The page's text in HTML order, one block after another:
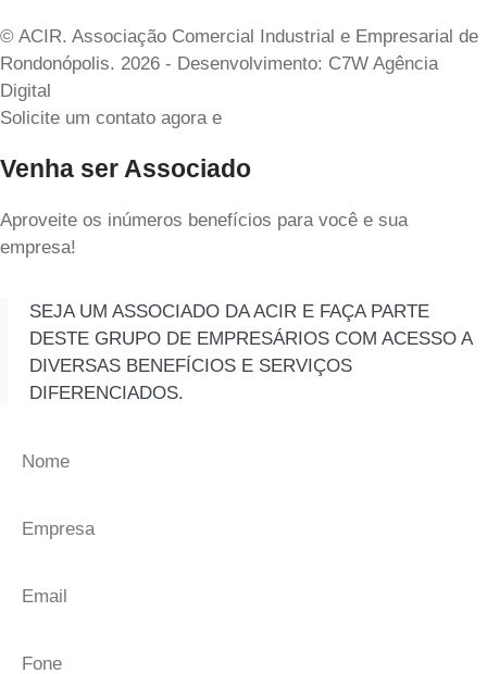
© ACIR. Associação Comercial Industrial e Empresarial de
Rondonópolis. 2026 - Desenvolvimento: C7W Agência
Digital
Solicite um contato agora e
Venha ser Associado
Aproveite os inúmeros benefícios para você e sua
empresa!
SEJA UM ASSOCIADO DA ACIR E FAÇA PARTE
DESTE GRUPO DE EMPRESÁRIOS COM ACESSO A
DIVERSAS BENEFÍCIOS E SERVIÇOS
DIFERENCIADOS.